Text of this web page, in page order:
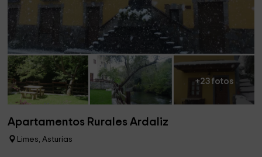
+23 fotos
Apartamentos Rurales Ardaliz
Limes, Asturias